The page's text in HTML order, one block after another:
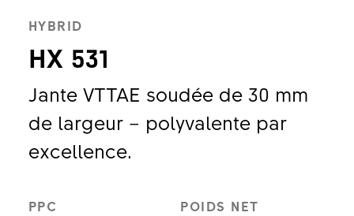
HYBRID
HX 531
Jante VTTAE soudée de 30 mm
de largeur – polyvalente par
excellence.
PPC POIDS NET